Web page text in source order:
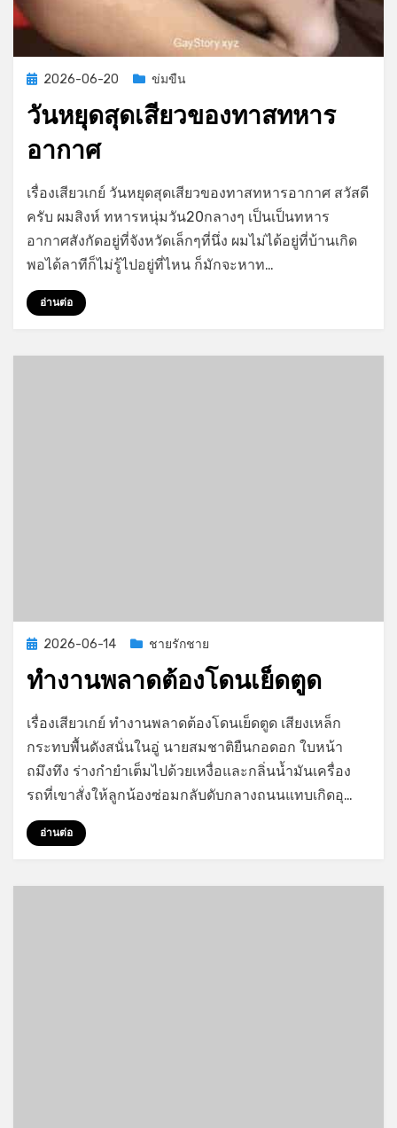
Posted
2026-06-20 ข่มขืน
วันหยุดสุดเสียวของทาสทหาร
อากาศ
GayStory
Leave a comment
วัน
หยุด
สุด
เสียว
เรื่องเสียวเกย์ วันหยุดสุดเสียวของทาสทหารอากาศ สวัสดี
ครับ ผมสิงห์ ทหารหนุ่มวัน20กลางๆ เป็นเป็นทหาร
อากาศสังกัดอยู่ที่จังหวัดเล็กๆที่นึ่ง ผมไม่ได้อยู่ที่บ้านเกิด
พอได้ลาทีก็ไม่รู้ไปอยู่ที่ไหน ก็มักจะหาท…
อ่านต่อ
Posted
2026-06-14 ชายรักชาย
ทำงานพลาดต้องโดนเย็ดตูด
GayStory
Leave a comment
พลาด
ต้อง
โดน
เรื่องเสียวเกย์ ทำงานพลาดต้องโดนเย็ดตูด เสียงเหล็ก
กระทบพื้นดังสนั่นในอู่ นายสมชาติยืนกอดอก ใบหน้า
ถมึงทึง ร่างกำยำเต็มไปด้วยเหงื่อและกลิ่นน้ำมันเครื่อง
รถที่เขาสั่งให้ลูกน้องซ่อมกลับดับกลางถนนแทบเกิดอุ…
อ่านต่อ